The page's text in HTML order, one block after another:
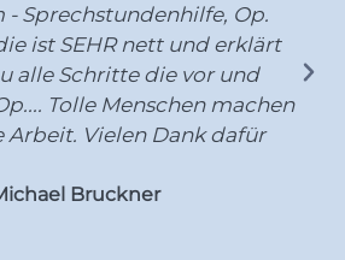
- Sprechstundenhilfe, Op.
ist SEHR nett und erklärt
alle Schritte die vor und
Tolle Menschen machen
Arbeit. Vielen Dank dafür
Bruckner